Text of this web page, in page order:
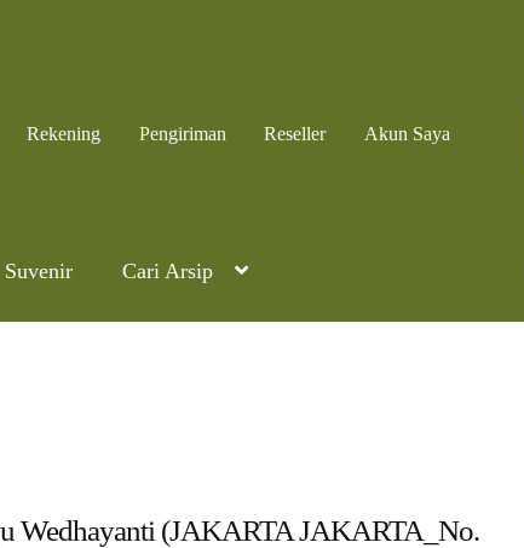
Rekening Pengiriman Reseller Akun Saya
Suvenir Cari Arsip
Wedhayanti (JAKARTA JAKARTA_No.